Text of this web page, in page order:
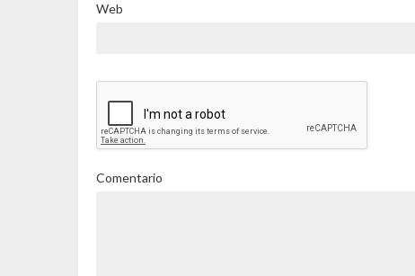
Web
Comentario